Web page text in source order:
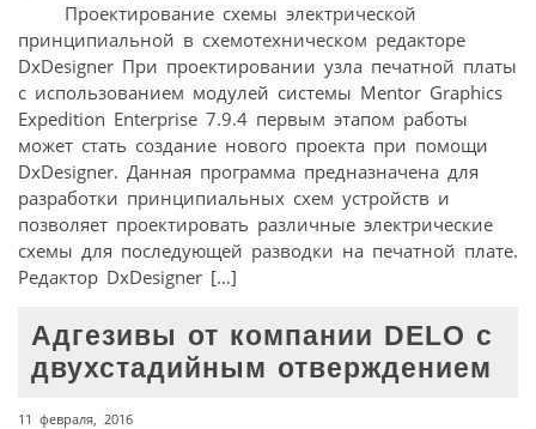
Проектирование схемы электрической
принципиальной в схемотехническом редакторе
DxDesigner При проектировании узла печатной платы
с использованием модулей системы Mentor Graphics
Expedition Enterprise 7.9.4 первым этапом работы
может стать создание нового проекта при помощи
DxDesigner. Данная программа предназначена для
разработки принципиальных схем устройств и
позволяет проектировать различные электрические
схемы для последующей разводки на печатной плате.
Редактор DxDesigner […]
Адгезивы от компании DELO с
двухстадийным отверждением
11 февраля, 2016